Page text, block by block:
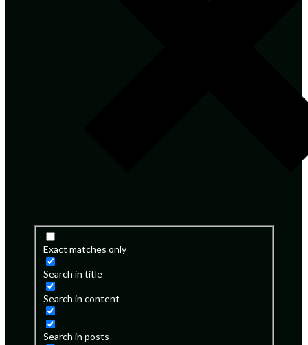
Exact matches only
Search in title
Search in content
Search in posts